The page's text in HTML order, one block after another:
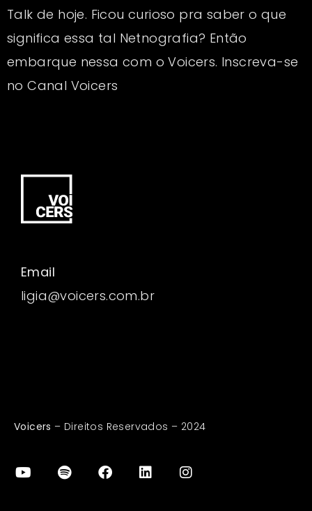
Talk de hoje. Ficou curioso pra saber o que
significa essa tal Netnografia? Então
embarque nessa com o Voicers. Inscreva-se
no Canal Voicers
Email
ligia@voicers.com.br
Voicers – Direitos Reservados – 2024